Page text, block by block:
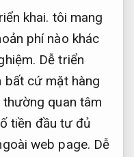
khai. tôi mang
phí nào khác
Dễ triển
bất cứ mặt hàng
quan tâm
tiền đầu tư đủ
web page. Dễ